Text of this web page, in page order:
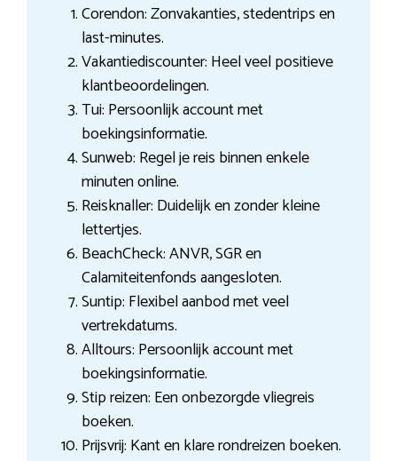
Corendon: Zonvakanties, stedentrips en
last-minutes.
Vakantiediscounter: Heel veel positieve
klantbeoordelingen.
Tui: Persoonlijk account met
boekingsinformatie.
Sunweb: Regel je reis binnen enkele
minuten online.
Reisknaller: Duidelijk en zonder kleine
lettertjes.
BeachCheck: ANVR, SGR en
Calamiteitenfonds aangesloten.
Suntip: Flexibel aanbod met veel
vertrekdatums.
Alltours: Persoonlijk account met
boekingsinformatie.
Stip reizen: Een onbezorgde vliegreis
boeken.
Prijsvrij: Kant en klare rondreizen boeken.